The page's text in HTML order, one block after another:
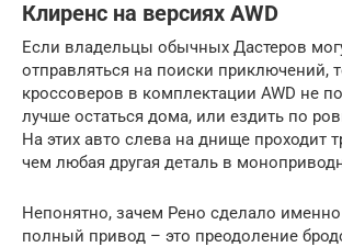
Клиренc на версиях AWD
Если владельцы обычных Дастеров
отправляться на поиски приключений,
кроссоверов в комплектации AWD не
лучше остаться дома, или ездить по
На этих авто слева на днище проходит
чем любая другая деталь в
Непонятно, зачем Рено сделало именно
полный привод – это преодоление